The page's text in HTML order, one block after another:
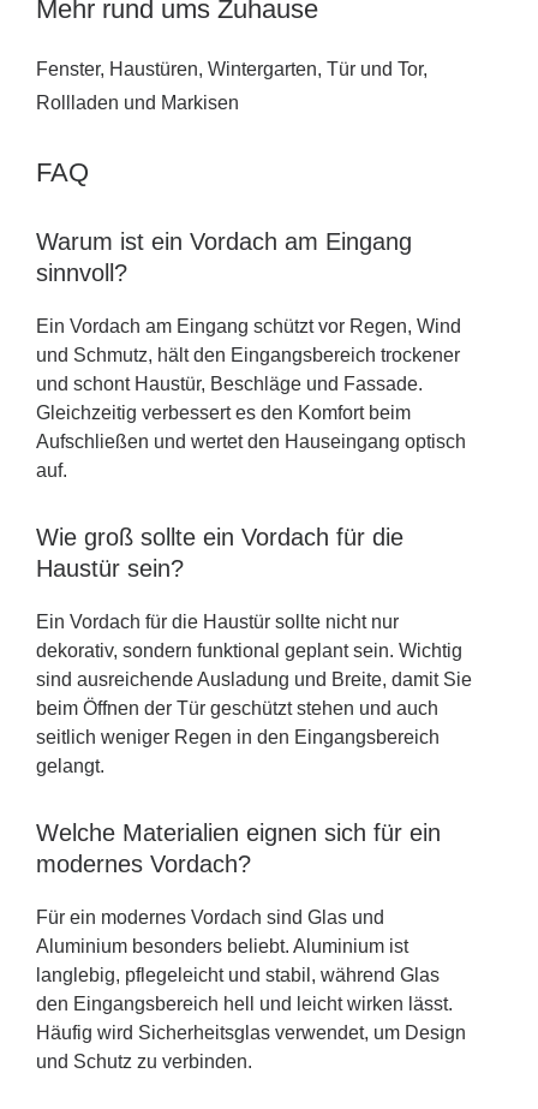
Mehr rund ums Zuhause
Fenster, Haustüren, Wintergarten, Tür und Tor,
Rollladen und Markisen
FAQ
Warum ist ein Vordach am Eingang
sinnvoll?
Ein Vordach am Eingang schützt vor Regen, Wind
und Schmutz, hält den Eingangsbereich trockener
und schont Haustür, Beschläge und Fassade.
Gleichzeitig verbessert es den Komfort beim
Aufschließen und wertet den Hauseingang optisch
auf.
Wie groß sollte ein Vordach für die
Haustür sein?
Ein Vordach für die Haustür sollte nicht nur
dekorativ, sondern funktional geplant sein. Wichtig
sind ausreichende Ausladung und Breite, damit Sie
beim Öffnen der Tür geschützt stehen und auch
seitlich weniger Regen in den Eingangsbereich
gelangt.
Welche Materialien eignen sich für ein
modernes Vordach?
Für ein modernes Vordach sind Glas und
Aluminium besonders beliebt. Aluminium ist
langlebig, pflegeleicht und stabil, während Glas
den Eingangsbereich hell und leicht wirken lässt.
Häufig wird Sicherheitsglas verwendet, um Design
und Schutz zu verbinden.